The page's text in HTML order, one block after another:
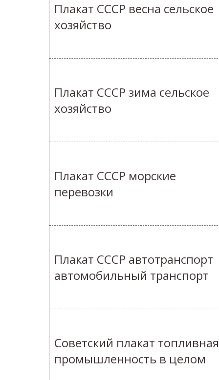
Плакат СССР весна сельское
хозяйство
Плакат СССР зима сельское
хозяйство
Плакат СССР морские
перевозки
Плакат СССР автотранспорт
автомобильный транспорт
Советский плакат топливная
промышленность в целом